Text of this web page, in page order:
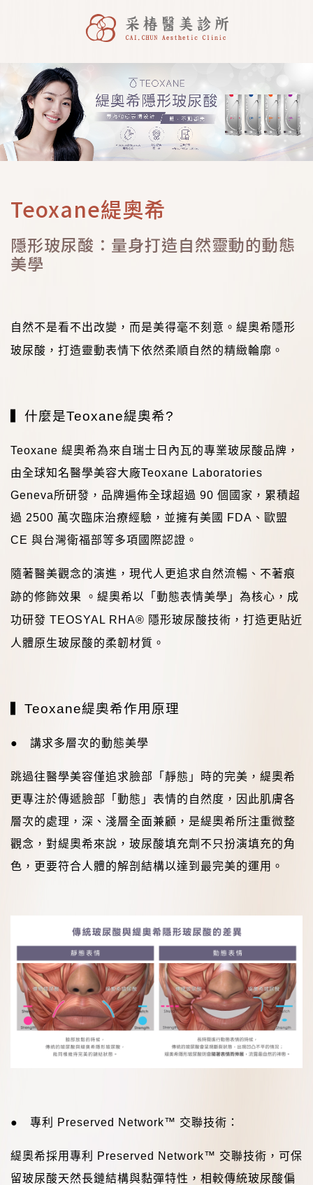
Teoxane緹奧希
隱形玻尿酸：量身打造自然靈動的動態
美學
自然不是看不出改變，而是美得毫不刻意。緹奧希隱形
玻尿酸，打造靈動表情下依然柔順自然的精緻輪廓。
什麼是Teoxane緹奧希?
Teoxane 緹奧希為來自瑞士日內瓦的專業玻尿酸品牌，
由全球知名醫學美容大廠Teoxane Laboratories
Geneva所研發，品牌遍佈全球超過 90 個國家，累積超
過 2500 萬次臨床治療經驗，並擁有美國 FDA 、歐盟
CE 與台灣衛福部等多項國際認證。
隨著醫美觀念的演進，現代人更追求自然流暢、不著痕
跡的修飾效果
。緹奧希以「動態表情美學」為核心，成
功研發 TEOSYAL RHA® 隱形玻尿酸技術，打造更貼近
人體原生玻尿酸的柔韌材質。
Teoxane緹奧希作用原理
● 講求多層次的動態美學
跳過往醫學美容僅追求臉部「靜態」時的完美，緹奧希
更專注於傳遞臉部「動態」表情的自然度，因此肌膚各
層次的處理，深、淺層全面兼顧，是緹奧希所注重微整
觀念，對緹奧希來說，玻尿酸填充劑不只扮演填充的角
色，更要符合人體的解剖結構以達到最完美的運用。
● 專利 Preserved Network™ 交聯技術：
緹奧希採用專利 Preserved Network™ 交聯技術，可保
留玻尿酸天然長鏈結構與黏彈特性，相較傳統玻尿酸偏